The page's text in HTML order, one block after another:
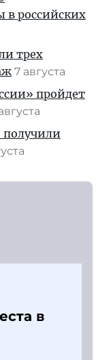
в российских
трех
7 августа
пройдет
получили
в